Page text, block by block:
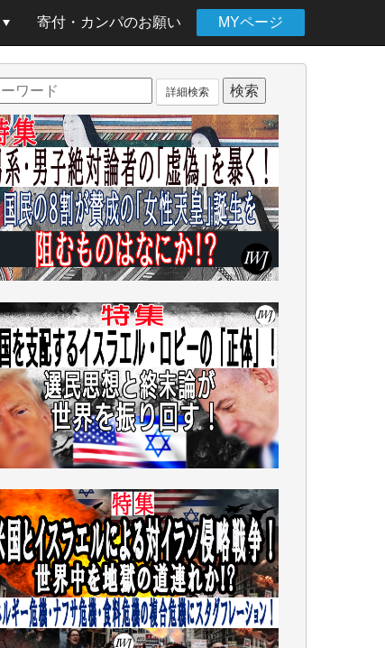
寄付・カンパのお願い MYページ
詳細検索